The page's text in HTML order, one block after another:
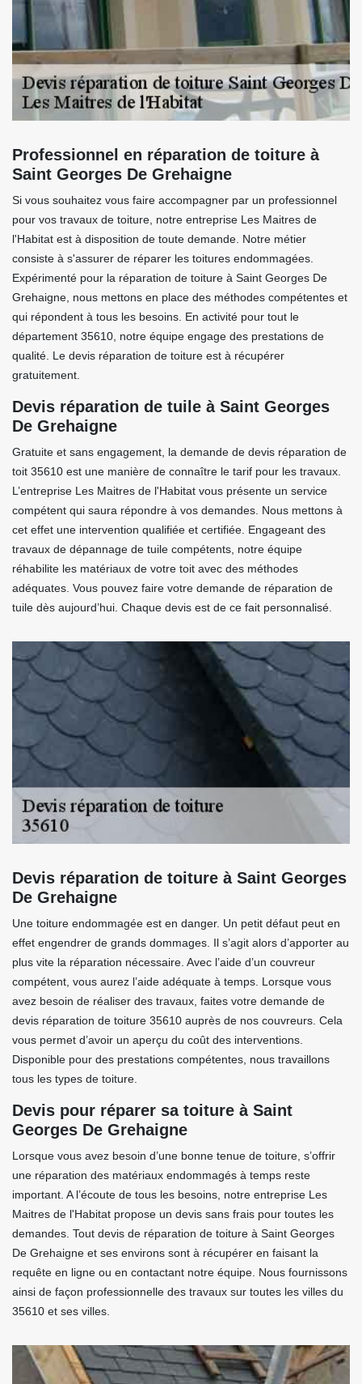
Professionnel en réparation de toiture à
Saint Georges De Grehaigne
Si vous souhaitez vous faire accompagner par un professionnel
pour vos travaux de toiture, notre entreprise Les Maitres de
l'Habitat est à disposition de toute demande. Notre métier
consiste à s'assurer de réparer les toitures endommagées.
Expérimenté pour la réparation de toiture à Saint Georges De
Grehaigne, nous mettons en place des méthodes compétentes et
qui répondent à tous les besoins. En activité pour tout le
département 35610, notre équipe engage des prestations de
qualité. Le devis réparation de toiture est à récupérer
gratuitement.
Devis réparation de tuile à Saint Georges
De Grehaigne
Gratuite et sans engagement, la demande de devis réparation de
toit 35610 est une manière de connaître le tarif pour les travaux.
L’entreprise Les Maitres de l'Habitat vous présente un service
compétent qui saura répondre à vos demandes. Nous mettons à
cet effet une intervention qualifiée et certifiée. Engageant des
travaux de dépannage de tuile compétents, notre équipe
réhabilite les matériaux de votre toit avec des méthodes
adéquates. Vous pouvez faire votre demande de réparation de
tuile dès aujourd’hui. Chaque devis est de ce fait personnalisé.
Devis réparation de toiture à Saint Georges
De Grehaigne
Une toiture endommagée est en danger. Un petit défaut peut en
effet engendrer de grands dommages. Il s’agit alors d’apporter au
plus vite la réparation nécessaire. Avec l’aide d’un couvreur
compétent, vous aurez l’aide adéquate à temps. Lorsque vous
avez besoin de réaliser des travaux, faites votre demande de
devis réparation de toiture 35610 auprès de nos couvreurs. Cela
vous permet d’avoir un aperçu du coût des interventions.
Disponible pour des prestations compétentes, nous travaillons
tous les types de toiture.
Devis pour réparer sa toiture à Saint
Georges De Grehaigne
Lorsque vous avez besoin d’une bonne tenue de toiture, s’offrir
une réparation des matériaux endommagés à temps reste
important. A l’écoute de tous les besoins, notre entreprise Les
Maitres de l'Habitat propose un devis sans frais pour toutes les
demandes. Tout devis de réparation de toiture à Saint Georges
De Grehaigne et ses environs sont à récupérer en faisant la
requête en ligne ou en contactant notre équipe. Nous fournissons
ainsi de façon professionnelle des travaux sur toutes les villes du
35610 et ses villes.